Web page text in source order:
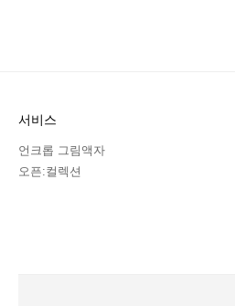
서비스
언크롭 그림액자
오픈:컬렉션